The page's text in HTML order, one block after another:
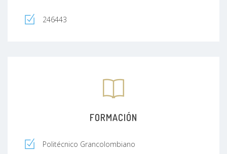
246443
FORMACIÓN
Politécnico Grancolombiano